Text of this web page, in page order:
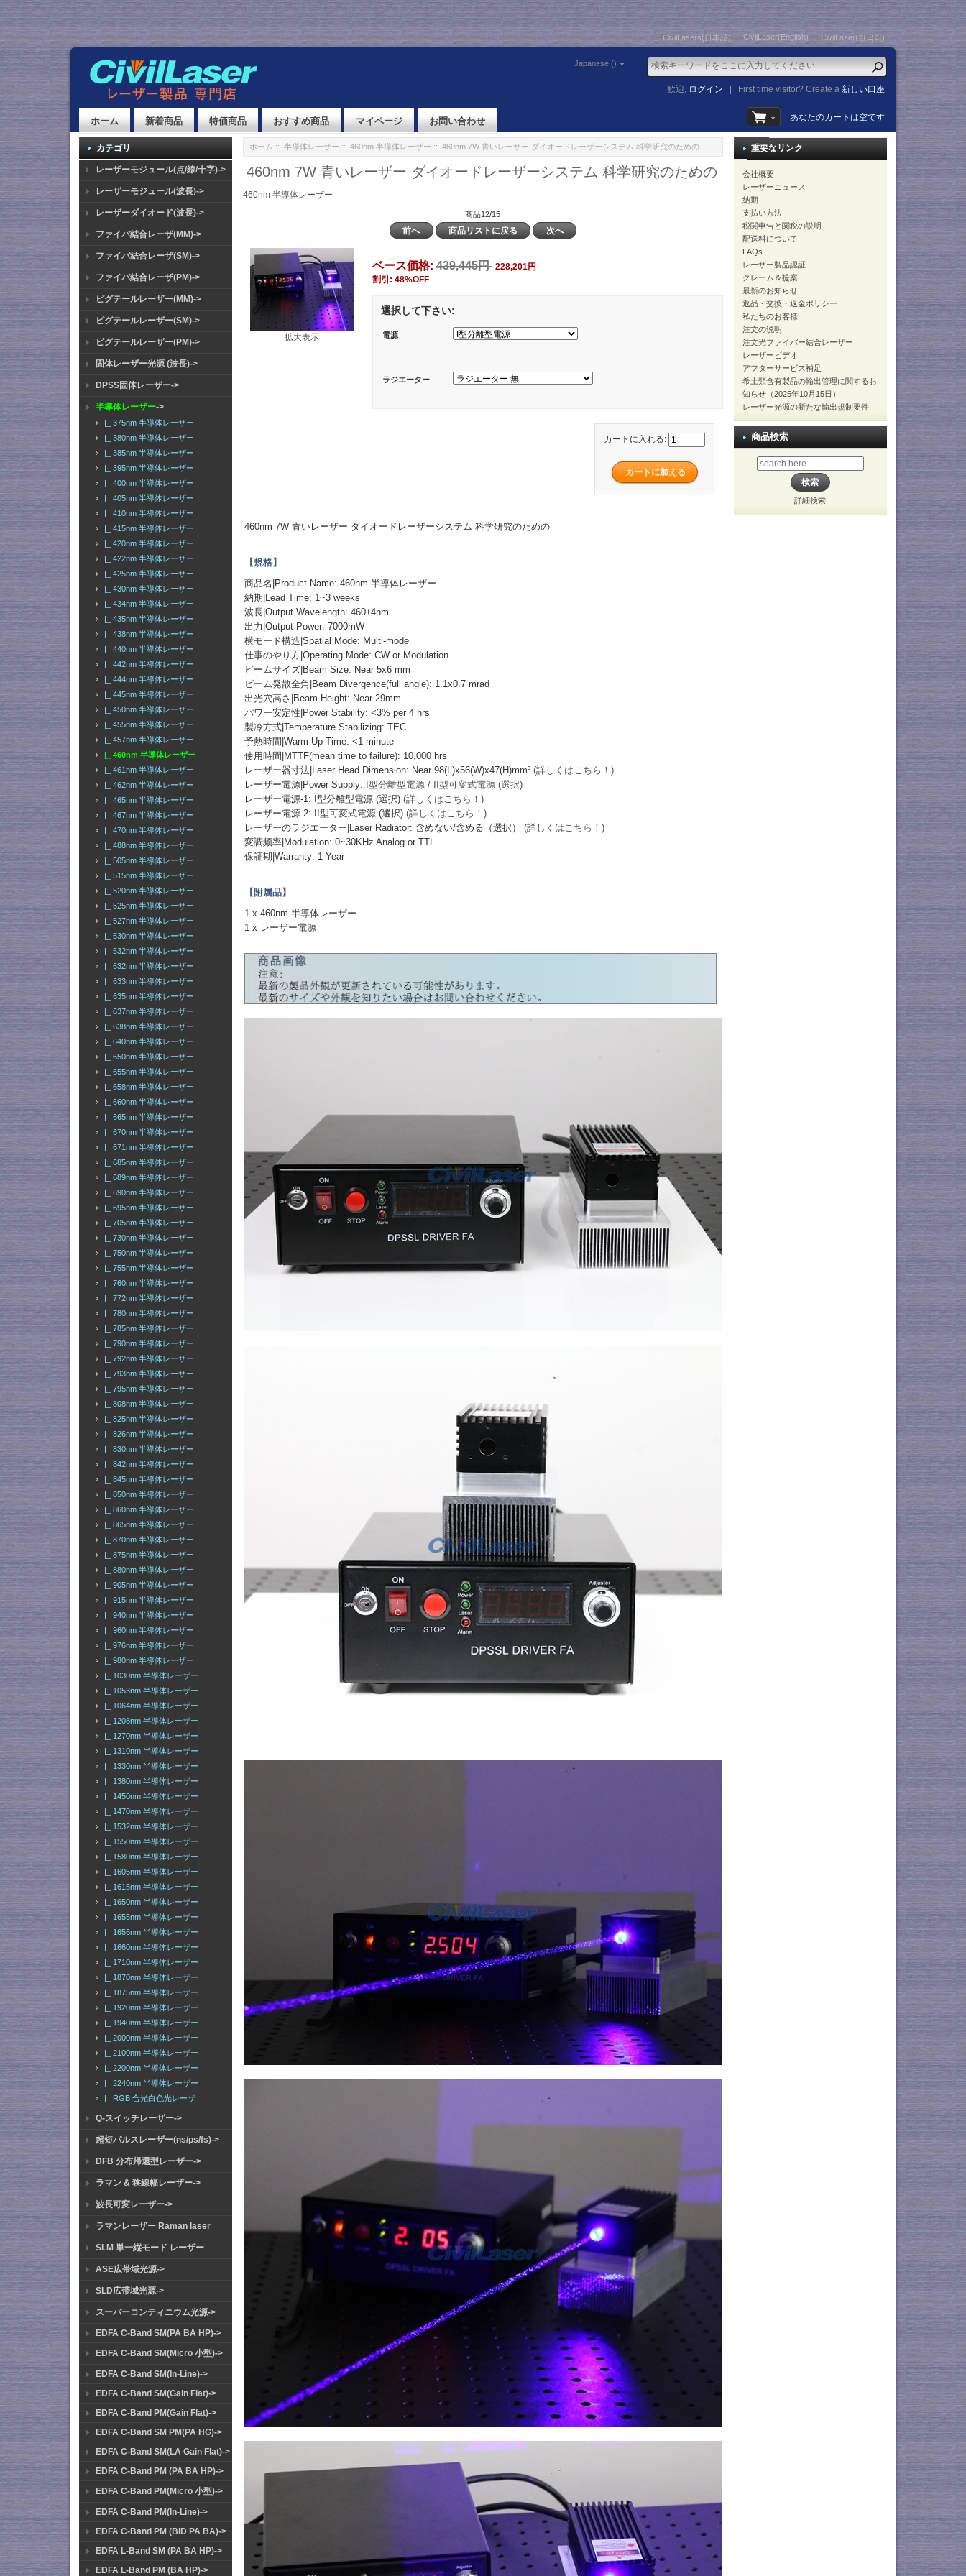
CivilLasers(日本語) CivilLaser(English) CivilLaser(한국어)
Japanese ()
歓迎, ログイン First time visitor? Create a新しい口座
ホーム 新着商品 特価商品 おすすめ商品 マイページ お問い合わせ あなたのカートは空です
カテゴリ
レーザーモジュール(点/線/十字)->
レーザーモジュール(波長)->
レーザーダイオード(波長)->
ファイバ結合レーザ(MM)->
ファイバ結合レーザ(SM)->
ファイバ結合レーザ(PM)->
ピグテールレーザー(MM)->
ピグテールレーザー(SM)->
ピグテールレーザー(PM)->
固体レーザー光源 (波長)->
DPSS固体レーザー->
半導体レーザー->
|_ 375nm 半導体レーザー
|_ 380nm 半導体レーザー
|_ 385nm 半導体レーザー
|_ 395nm 半導体レーザー
|_ 400nm 半導体レーザー
|_ 405nm 半導体レーザー
|_ 410nm 半導体レーザー
|_ 415nm 半導体レーザー
|_ 420nm 半導体レーザー
|_ 422nm 半導体レーザー
|_ 425nm 半導体レーザー
|_ 430nm 半導体レーザー
|_ 434nm 半導体レーザー
|_ 435nm 半導体レーザー
|_ 438nm 半導体レーザー
|_ 440nm 半導体レーザー
|_ 442nm 半導体レーザー
|_ 444nm 半導体レーザー
|_ 445nm 半導体レーザー
|_ 450nm 半導体レーザー
|_ 455nm 半導体レーザー
|_ 457nm 半導体レーザー
|_ 460nm 半導体レーザー
|_ 461nm 半導体レーザー
|_ 462nm 半導体レーザー
|_ 465nm 半導体レーザー
|_ 467nm 半導体レーザー
|_ 470nm 半導体レーザー
|_ 488nm 半導体レーザー
|_ 505nm 半導体レーザー
|_ 515nm 半導体レーザー
|_ 520nm 半導体レーザー
|_ 525nm 半導体レーザー
|_ 527nm 半導体レーザー
|_ 530nm 半導体レーザー
|_ 532nm 半導体レーザー
|_ 632nm 半導体レーザー
|_ 633nm 半導体レーザー
|_ 635nm 半導体レーザー
|_ 637nm 半導体レーザー
|_ 638nm 半導体レーザー
|_ 640nm 半導体レーザー
|_ 650nm 半導体レーザー
|_ 655nm 半導体レーザー
|_ 658nm 半導体レーザー
|_ 660nm 半導体レーザー
|_ 665nm 半導体レーザー
|_ 670nm 半導体レーザー
|_ 671nm 半導体レーザー
|_ 685nm 半導体レーザー
|_ 689nm 半導体レーザー
|_ 690nm 半導体レーザー
|_ 695nm 半導体レーザー
|_ 705nm 半導体レーザー
|_ 730nm 半導体レーザー
|_ 750nm 半導体レーザー
|_ 755nm 半導体レーザー
|_ 760nm 半導体レーザー
|_ 772nm 半導体レーザー
|_ 780nm 半導体レーザー
|_ 785nm 半導体レーザー
|_ 790nm 半導体レーザー
|_ 792nm 半導体レーザー
|_ 793nm 半導体レーザー
|_ 795nm 半導体レーザー
|_ 808nm 半導体レーザー
|_ 825nm 半導体レーザー
|_ 826nm 半導体レーザー
|_ 830nm 半導体レーザー
|_ 842nm 半導体レーザー
|_ 845nm 半導体レーザー
|_ 850nm 半導体レーザー
|_ 860nm 半導体レーザー
|_ 865nm 半導体レーザー
|_ 870nm 半導体レーザー
|_ 875nm 半導体レーザー
|_ 880nm 半導体レーザー
|_ 905nm 半導体レーザー
|_ 915nm 半導体レーザー
|_ 940nm 半導体レーザー
|_ 960nm 半導体レーザー
|_ 976nm 半導体レーザー
|_ 980nm 半導体レーザー
|_ 1030nm 半導体レーザー
|_ 1053nm 半導体レーザー
|_ 1064nm 半導体レーザー
|_ 1208nm 半導体レーザー
|_ 1270nm 半導体レーザー
|_ 1310nm 半導体レーザー
|_ 1330nm 半導体レーザー
|_ 1380nm 半導体レーザー
|_ 1450nm 半導体レーザー
|_ 1470nm 半導体レーザー
|_ 1532nm 半導体レーザー
|_ 1550nm 半導体レーザー
|_ 1580nm 半導体レーザー
|_ 1605nm 半導体レーザー
|_ 1615nm 半導体レーザー
|_ 1650nm 半導体レーザー
|_ 1655nm 半導体レーザー
|_ 1656nm 半導体レーザー
|_ 1660nm 半導体レーザー
|_ 1710nm 半導体レーザー
|_ 1870nm 半導体レーザー
|_ 1875nm 半導体レーザー
|_ 1920nm 半導体レーザー
|_ 1940nm 半導体レーザー
|_ 2000nm 半導体レーザー
|_ 2100nm 半導体レーザー
|_ 2200nm 半導体レーザー
|_ 2240nm 半導体レーザー
|_ RGB 合光白色光レーザ
Q-スイッチレーザー->
超短パルスレーザー(ns/ps/fs)->
DFB 分布帰還型レーザー->
ラマン & 狭線幅レーザー->
波長可変レーザー->
ラマンレーザー Raman laser
SLM 単一縦モード レーザー
ASE広帯域光源->
SLD広帯域光源->
スーパーコンティニウム光源->
EDFA C-Band SM(PA BA HP)->
EDFA C-Band SM(Micro 小型)->
EDFA C-Band SM(In-Line)->
EDFA C-Band SM(Gain Flat)->
EDFA C-Band PM(Gain Flat)->
EDFA C-Band SM PM(PA HG)->
EDFA C-Band SM(LA Gain Flat)->
EDFA C-Band PM (PA BA HP)->
EDFA C-Band PM(Micro 小型)->
EDFA C-Band PM(In-Line)->
EDFA C-Band PM (BiD PA BA)->
EDFA L-Band SM (PA BA HP)->
EDFA L-Band PM (BA HP)->
ホーム :: 半導体レーザー :: 460nm 半導体レーザー :: 460nm 7W 青いレーザー ダイオードレーザーシステム 科学研究のための
460nm 7W 青いレーザー ダイオードレーザーシステム 科学研究のための
460nm 半導体レーザー
商品12/15
前へ 商品リストに戻る 次へ
拡大表示
ベース価格:439,445円 228,201円
割引: 48%OFF
選択して下さい:
電源
ラジエーター
カートに入れる:
460nm 7W 青いレーザー ダイオードレーザーシステム 科学研究のための
【規格】
商品名|Product Name: 460nm 半導体レーザー
納期|Lead Time: 1~3 weeks
波長|Output Wavelength: 460±4nm
出力|Output Power: 7000mW
横モード構造|Spatial Mode: Multi-mode
仕事のやり方|Operating Mode: CW or Modulation
ビームサイズ|Beam Size: Near 5x6 mm
ビーム発散全角|Beam Divergence(full angle): 1.1x0.7 mrad
出光穴高さ|Beam Height: Near 29mm
パワー安定性|Power Stability: <3% per 4 hrs
製冷方式|Temperature Stabilizing: TEC
予熱時間|Warm Up Time: <1 minute
使用時間|MTTF(mean time to failure): 10,000 hrs
レーザー器寸法|Laser Head Dimension: Near 98(L)x56(W)x47(H)mm³(詳しくはこちら！)
レーザー電源|Power Supply: I型分離型電源 / II型可変式電源 (選択)
レーザー電源-1: I型分離型電源 (選択)(詳しくはこちら！)
レーザー電源-2: II型可変式電源 (選択)(詳しくはこちら！)
レーザーのラジエーター|Laser Radiator: 含めない/含める（選択）(詳しくはこちら！)
変調频率|Modulation: 0~30KHz Analog or TTL
保証期|Warranty: 1 Year
【附属品】
1 x 460nm 半導体レーザー
1 x レーザー電源
重要なリンク
会社概要
レーザーニュース
納期
支払い方法
税関申告と関税の説明
配送料について
FAQs
レーザー製品認証
クレーム＆提案
最新のお知らせ
返品・交換・返金ポリシー
私たちのお客様
注文の说明
注文光ファイバー結合レーザー
レーザービデオ
アフターサービス補足
希土類含有製品の輸出管理に関するお
知らせ（2025年10月15日）
レーザー光源の新たな輸出規制要件
商品検索
詳細検索